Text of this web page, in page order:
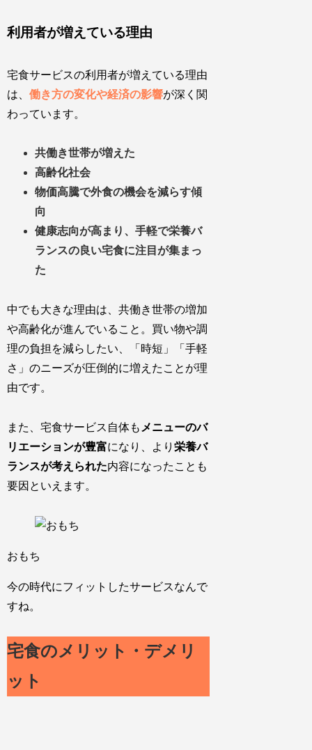
利用者が増えている理由
宅食サービスの利用者が増えている理由
は、働き方の変化や経済の影響が深く関
わっています。
共働き世帯が増えた
高齢化社会
物価高騰で外食の機会を減らす傾
向
健康志向が高まり、手軽で栄養バ
ランスの良い宅食に注目が集まっ
た
中でも大きな理由は、共働き世帯の増加
や高齢化が進んでいる こと。買い物や調
理の負担を減らしたい、
「時短」「手軽
さ」のニーズが圧倒的に増えた ことが理
由です。
また、宅食サービス自体も メニューのバ
リエーションが豊富になり、より栄養バ
ランスが考えられた内容になったことも
要因といえます。
おもち
今の時代にフィットしたサービスなんで
すね。
宅食のメリット・デメリ
ット